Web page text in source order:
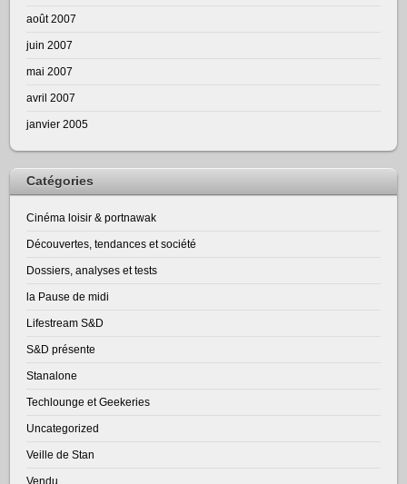
août 2007
juin 2007
mai 2007
avril 2007
janvier 2005
Catégories
Cinéma loisir & portnawak
Découvertes, tendances et société
Dossiers, analyses et tests
la Pause de midi
Lifestream S&D
S&D présente
Stanalone
Techlounge et Geekeries
Uncategorized
Veille de Stan
Vendu